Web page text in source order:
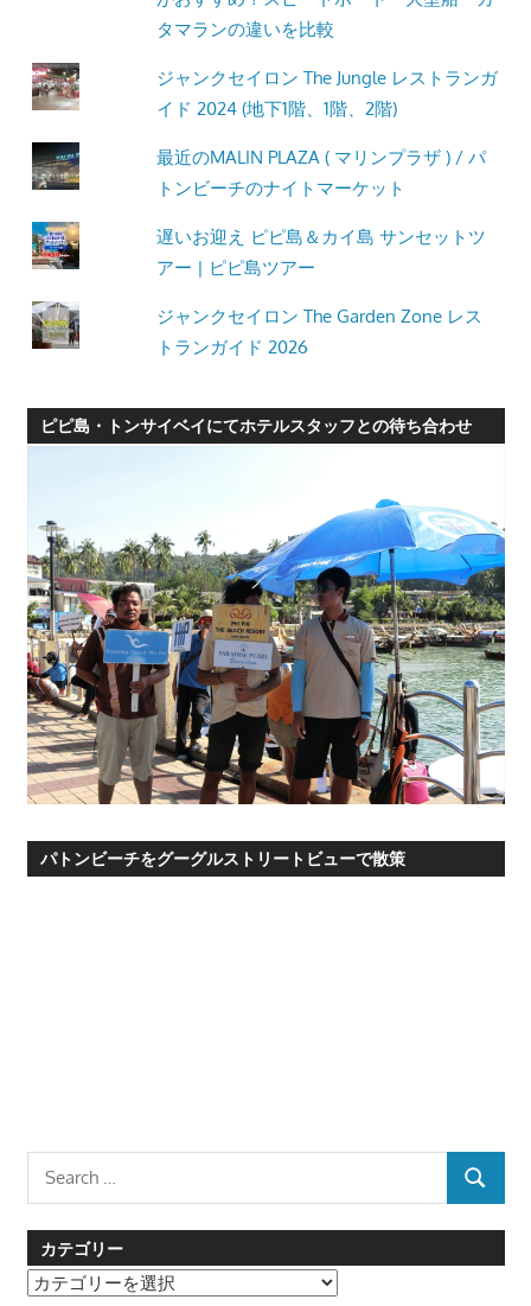
タマランの違いを比較
ジャンクセイロン The Jungle レストランガ
イド 2024 (地下1階、1階、2階)
最近のMALIN PLAZA ( マリンプラザ ) / パ
トンビーチのナイトマーケット
遅いお迎え ピピ島＆カイ島 サンセットツ
アー | ピピ島ツアー
ジャンクセイロン The Garden Zone レス
トランガイド 2026
ピピ島・トンサイベイにてホテルスタッフとの待ち合わせ
パトンビーチをグーグルストリートビューで散策
Search
SEARCH
カテゴリー
カ